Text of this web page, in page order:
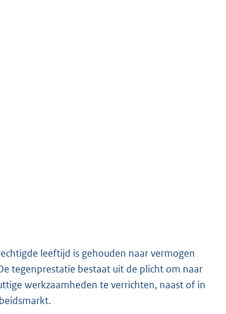
leeftijd is gehouden naar vermogen
tegenprestatie bestaat uit de plicht om naar
werkzaamheden te verrichten, naast of in